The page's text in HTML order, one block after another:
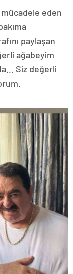
eden
paylaşan
ağabeyim
Siz değerli